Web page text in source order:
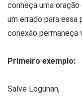
conheça uma
um errado para
conexão permaneça
Primeiro exemplo:
Salve Logunan,